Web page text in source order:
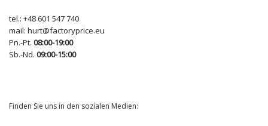
tel.: +48 601 547 740
mail: hurt@factoryprice.eu
Pn.-Pt. 08:00-19:00
Sb.-Nd. 09:00-15:00
Finden Sie uns in den sozialen Medien: